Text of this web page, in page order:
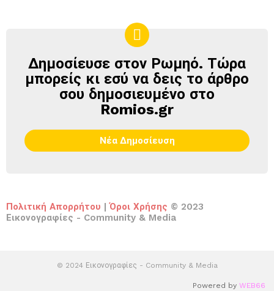
ΔΗΜΟΣΊΕΥΣΕ
ΣΤΟΝ
ΡΩΜΗΌ
Δημοσίευσε στον Ρωμηό. Τώρα
μπορείς κι εσύ να δεις το άρθρο
σου δημοσιευμένο στο
Romios.gr
Νέα Δημοσίευση
Πολιτική Απορρήτου Όροι Χρήσης © 2023
Εικονογραφίες - Community & Media
© 2024 Εικονογραφίες - Community & Media
Powered by WEB66